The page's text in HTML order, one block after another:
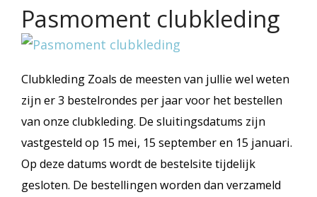
Pasmoment clubkleding
Clubkleding Zoals de meesten van jullie wel weten
zijn er 3 bestelrondes per jaar voor het bestellen
van onze clubkleding. De sluitingsdatums zijn
vastgesteld op 15 mei, 15 september en 15 januari.
Op deze datums wordt de bestelsite tijdelijk
gesloten. De bestellingen worden dan verzameld